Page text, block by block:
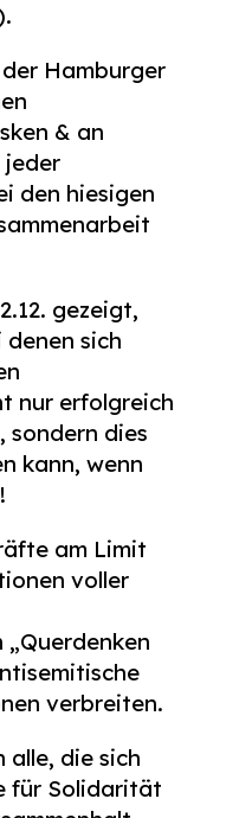
Hamburger
& an
jeder
den hiesigen
gezeigt,
denen sich
nur erfolgreich
sondern dies
kann, wenn
am Limit
voller
verbreiten.
alle, die sich
für Solidarität